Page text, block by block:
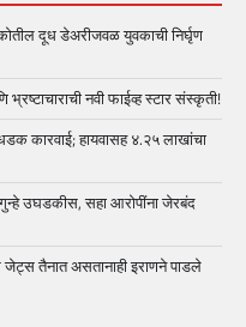
दूध डेअरीजवळ युवकाची निर्घृण
नवी फाईव्ह स्टार संस्कृती!
कारवाई; हायवासह ४.२५ लाखांचा
गुन्हे उघडकीस, सहा आरोपींना जेरबंद
तैनात असतानाही इराणने पाडले